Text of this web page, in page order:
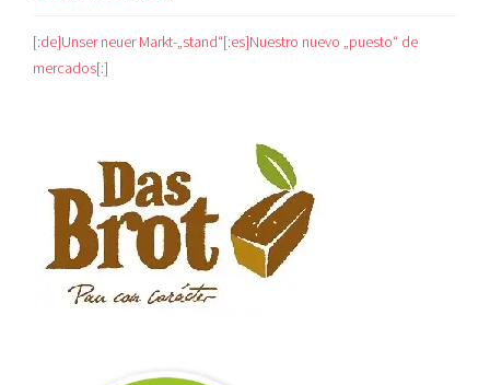
[:de]Unser neuer Markt-„stand“[:es]Nuestro nuevo „puesto“ de
mercados[:]